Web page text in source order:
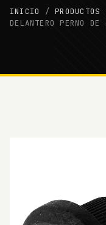
INICIO /PRODUCTOS
DELANTERO PERNO